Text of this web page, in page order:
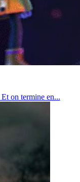
on termine en...